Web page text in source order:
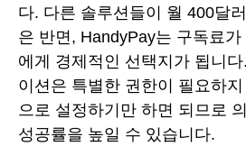
다. 다른 솔루션들이 월 400달
은 반면, HandyPay는 구독료
에게 경제적인 선택지가 됩니
이션은 특별한 권한이 필요하
으로 설정하기만 하면 되므로
성공률을 높일 수 있습니다.